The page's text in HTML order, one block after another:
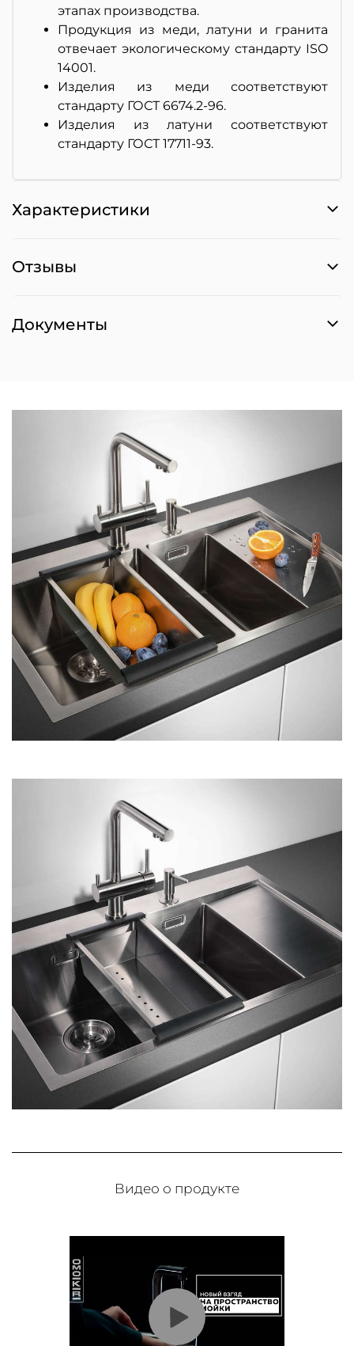
этапах производства.
Продукция из меди, латуни и гранита
отвечает экологическому стандарту ISO
14001.
Изделия из меди соответствуют
стандарту ГОСТ 6674.2-96.
Изделия из латуни соответствуют
стандарту ГОСТ 17711-93.
Характеристики
Отзывы
Документы
Видео о продукте